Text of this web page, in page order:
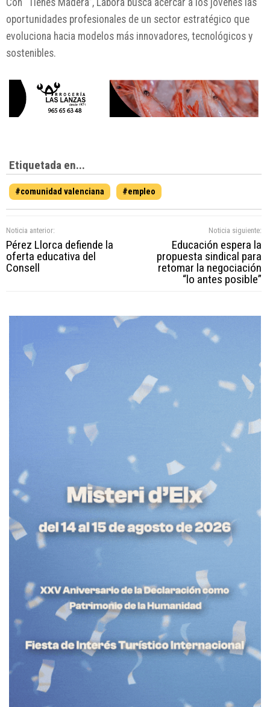
oportunidades profesionales de un sector estratégico que
evoluciona hacia modelos más innovadores, tecnológicos y
sostenibles.
Etiquetada en...
#comunidad valenciana #empleo
Noticia anterior:
Pérez Llorca defiende la
oferta educativa del
Consell
Noticia siguiente:
Educación espera la
propuesta sindical para
retomar la negociación
“lo antes posible”